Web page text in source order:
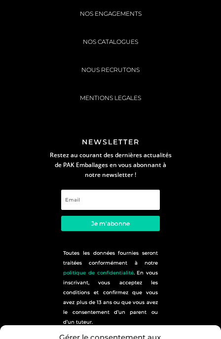
NOS ENGAGEMENTS
NOS CATALOGUES
NOUS RECRUTONS
MENTIONS LEGALES
NEWSLETTER
Restez au courant des dernières actualités
de PAK Emballages en vous abonnant à
notre newsletter !
Je m'abonne
Toutes les données fournies seront
traitées conformément à notre
politique de confidentialité. En vous
inscrivant, vous acceptez les
conditions et confirmez que vous
avez plus de 13 ans ou que vous avez
le consentement d’un parent ou
d’un tuteur.
plan du site